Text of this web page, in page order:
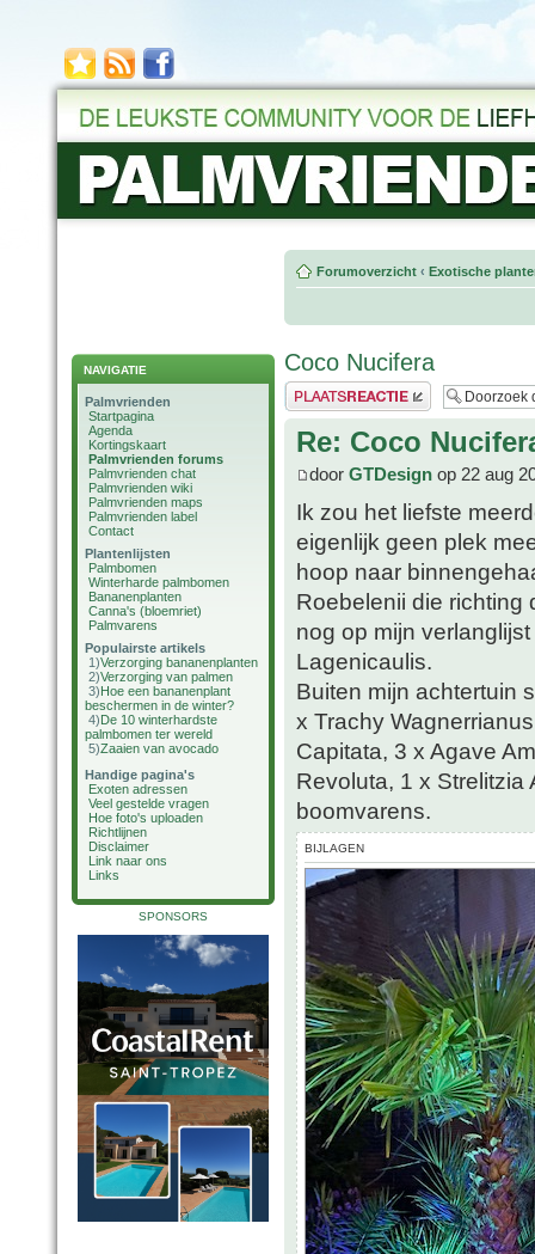
NAVIGATIE
Palmvrienden
Startpagina
Agenda
Kortingskaart
Palmvrienden forums
Palmvrienden chat
Palmvrienden wiki
Palmvrienden maps
Palmvrienden label
Contact
Plantenlijsten
Palmbomen
Winterharde palmbomen
Bananenplanten
Canna's (bloemriet)
Palmvarens
Populairste artikels
1)Verzorging bananenplanten
2)Verzorging van palmen
3)Hoe een bananenplant
beschermen in de winter?
4)De 10 winterhardste
palmbomen ter wereld
5)Zaaien van avocado
Handige pagina's
Exoten adressen
Veel gestelde vragen
Hoe foto's uploaden
Richtlijnen
Disclaimer
Link naar ons
Links
SPONSORS
Forumoverzicht ‹ Exotische
Coco Nucifera
Plaats een reactie
Re: Coco
door GTDesign op 22 aug
Ik zou het liefste
eigenlijk geen plek
hoop naar
Roebelenii die richting
nog op mijn
Lagenicaulis.
Buiten mijn achtertuin
x Trachy
Capitata, 3 x Agave
Revoluta, 1 x
boomvarens.
BIJLAGEN